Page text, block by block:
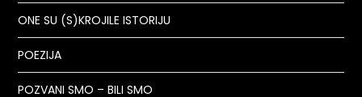
ONE SU (S)KROJILE ISTORIJU
POEZIJA
POZVANI SMO – BILI SMO